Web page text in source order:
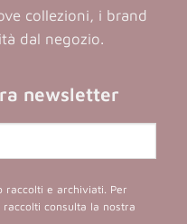
collezioni, i brand
dal negozio.
newsletter
raccolti e archiviati. Per
consulta la nostra